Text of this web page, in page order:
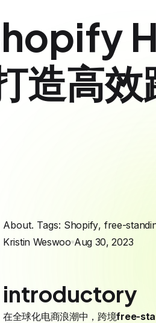
造高
About. Tags: Shopify, free-
Kristin Weswoo Aug 30, 2023
introductory
在全球化电商浪潮中，跨境free-